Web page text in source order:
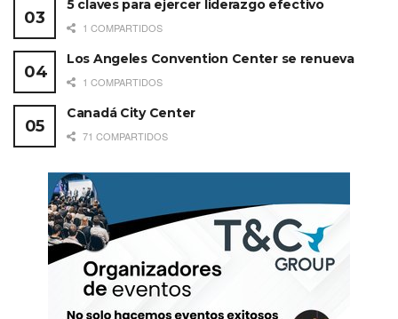
presidente electo del COMIR.
+ info de MPI enwww.mpi.org/
Etiquetas: Destacados
5 claves para ejercer liderazgo efectivo
1 COMPARTIDOS
Los Angeles Convention Center se renueva
1 COMPARTIDOS
Canadá City Center
71 COMPARTIDOS